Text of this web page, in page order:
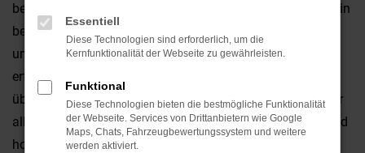
beste Wahl, wenn es um Qualität geht. Man braucht nur ein
beliebiges Automagazin oder einen Test aufzuschlagen,
um die Vorzüge der aktuellen Modellgenerationen zu
erfahren. Alfa Romeo Neuwagen zeichnen sich durch
überragende Technik und viele innovative Details aus. Vor
allem aber steigen Sie in ein Fahrzeug, das formschön und
hoch emotional ist. Fahren in Straubing und Umgebung
Essentiell
Diese Technologien sind erforderlich, um die
Kernfunktionalität der Webseite zu gewährleisten.
Funktional
Diese Technologien bieten die bestmögliche Funktionalität
der Webseite. Services von Drittanbietern wie Google
Maps, Chats, Fahrzeugbewertungssystem und weitere
werden aktiviert.